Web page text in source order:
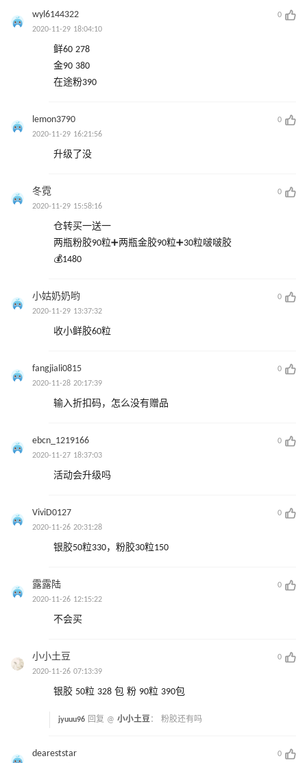
wyl6144322
0
2020-11-29 18:04:10
鲜60 278
金90 380
在途粉390
lemon3790
0
2020-11-29 16:21:56
升级了没
冬霓
0
2020-11-29 15:58:16
仓转买一送一
两瓶粉胶90粒➕两瓶金胶90粒➕30粒啵啵胶
💰1480
小姑奶奶哟
0
2020-11-29 13:37:32
收小鲜胶60粒
fangjiali0815
0
2020-11-28 20:17:39
输入折扣码，怎么没有赠品
ebcn_1219166
0
2020-11-27 18:37:03
活动会升级吗
ViviD0127
0
2020-11-26 20:31:28
银胶50粒330，粉胶30粒150
露露陆
0
2020-11-26 12:15:22
不会买
小小土豆
0
2020-11-26 07:13:39
银胶 50粒 328 包 粉 90粒 390包
jyuuu96 回复 @ 小小土豆： 粉胶还有吗
deareststar
0